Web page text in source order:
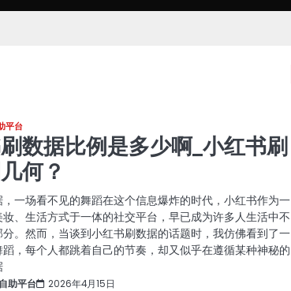
平台
数据比例是多少啊_小红书刷
何？
一场看不见的舞蹈在这个信息爆炸的时代，小红书作为一
、生活方式于一体的社交平台，早已成为许多人生活中不
。然而，当谈到小红书刷数据的话题时，我仿佛看到了一
，每个人都跳着自己的节奏，却又似乎在遵循某种神秘的
助平台 2026年4月15日